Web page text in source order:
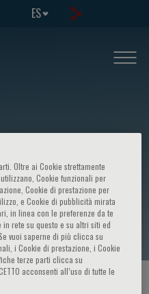
ES
Oltre ai Cookie strettamente
Cookie funzionali per
Cookie di prestazione per
e Cookie di pubblicità mirata
in linea con le preferenze da te
in rete su questo e su altri siti ed
vuoi saperne di più clicca su
i Cookie di prestazione, i Cookie
terze parti clicca su
acconsenti all’uso di tutte le